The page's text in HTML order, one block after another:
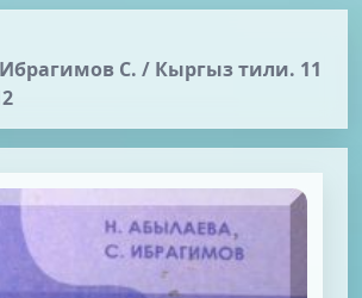
С. / Кыргыз тили. 11